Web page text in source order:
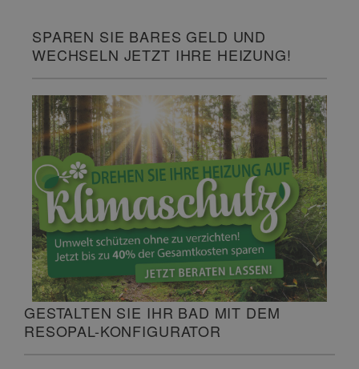
SPAREN SIE BARES GELD UND
WECHSELN JETZT IHRE HEIZUNG!
GESTALTEN SIE IHR BAD MIT DEM
RESOPAL-KONFIGURATOR